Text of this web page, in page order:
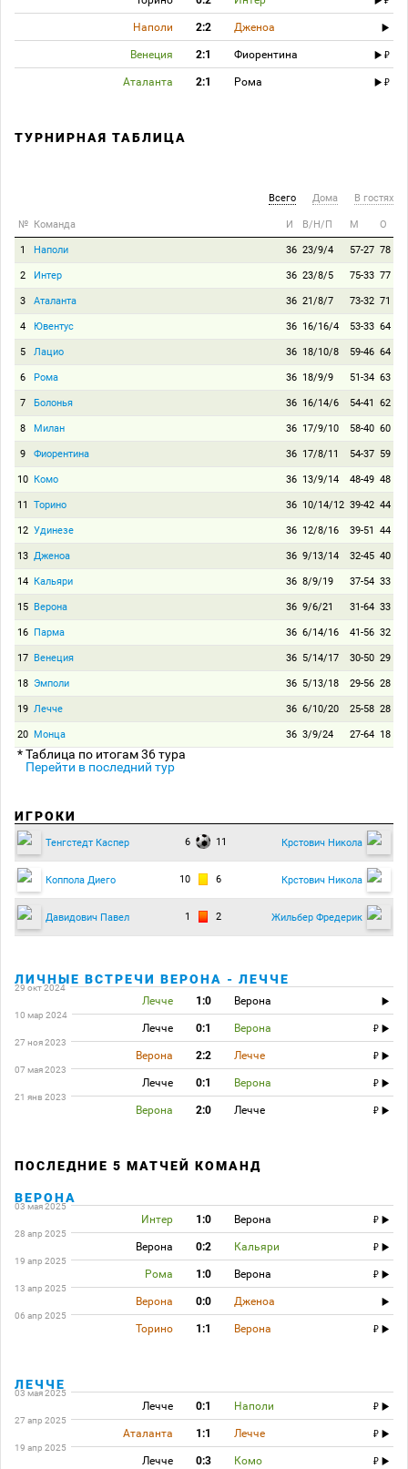
Наполи 2:2 Дженоа
Венеция 2:1 Фиорентина
Аталанта 2:1 Рома
ТУРНИРНАЯ ТАБЛИЦА
Всего Дома В гостях
№ Команда И В/Н/П М О
1 Наполи 36 23/9/4 57-27 78
2 Интер 36 23/8/5 75-33 77
3 Аталанта 36 21/8/7 73-32 71
4 Ювентус 36 16/16/4 53-33 64
5 Лацио 36 18/10/8 59-46 64
6 Рома 36 18/9/9 51-34 63
7 Болонья 36 16/14/6 54-41 62
8 Милан 36 17/9/10 58-40 60
9 Фиорентина 36 17/8/11 54-37 59
10 Комо 36 13/9/14 48-49 48
11 Торино 36 10/14/12 39-42 44
12 Удинезе 36 12/8/16 39-51 44
13 Дженоа 36 9/13/14 32-45 40
14 Кальяри 36 8/9/19 37-54 33
15 Верона 36 9/6/21 31-64 33
16 Парма 36 6/14/16 41-56 32
17 Венеция 36 5/14/17 30-50 29
18 Эмполи 36 5/13/18 29-56 28
19 Лечче 36 6/10/20 25-58 28
20 Монца 36 3/9/24 27-64 18
* Таблица по итогам 36 тура
Перейти в последний тур
ИГРОКИ
Тенгстедт Каспер 6 11 Крстович Никола
Коппола Диего 10 6 Крстович Никола
Давидович Павел 1 2 Жильбер Фредерик
ЛИЧНЫЕ ВСТРЕЧИ ВЕРОНА - ЛЕЧЧЕ
29 окт 2024
Лечче 1:0 Верона
10 мар 2024
Лечче 0:1 Верона
27 ноя 2023
Верона 2:2 Лечче
07 мая 2023
Лечче 0:1 Верона
21 янв 2023
Верона 2:0 Лечче
ПОСЛЕДНИЕ 5 МАТЧЕЙ КОМАНД
ВЕРОНА
03 мая 2025
Интер 1:0 Верона
28 апр 2025
Верона 0:2 Кальяри
19 апр 2025
Рома 1:0 Верона
13 апр 2025
Верона 0:0 Дженоа
06 апр 2025
Торино 1:1 Верона
ЛЕЧЧЕ
03 мая 2025
Лечче 0:1 Наполи
27 апр 2025
Аталанта 1:1 Лечче
19 апр 2025
Лечче 0:3 Комо